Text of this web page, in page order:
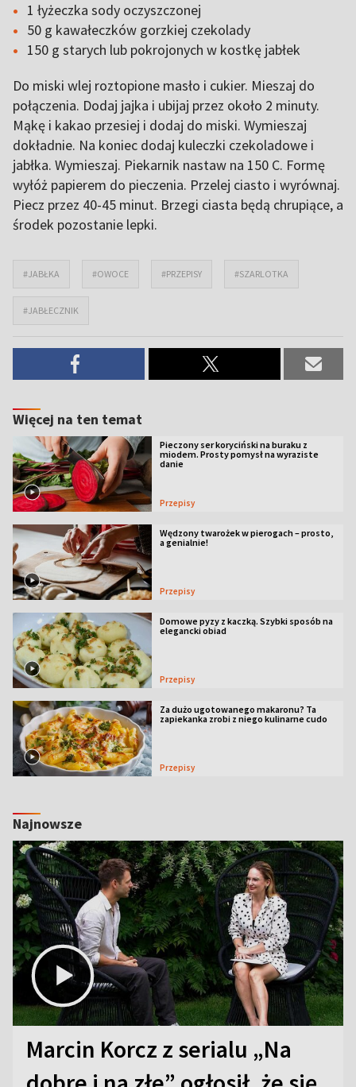
1 łyżeczka sody oczyszczonej
50 g kawałeczków gorzkiej czekolady
150 g starych lub pokrojonych w kostkę jabłek
Do miski wlej roztopione masło i cukier. Mieszaj do
połączenia. Dodaj jajka i ubijaj przez około 2 minuty.
Mąkę i kakao przesiej i dodaj do miski. Wymieszaj
dokładnie. Na koniec dodaj kuleczki czekoladowe i
jabłka. Wymieszaj. Piekarnik nastaw na 150 C. Formę
wyłóż papierem do pieczenia. Przelej ciasto i wyrównaj.
Piecz przez 40-45 minut. Brzegi ciasta będą chrupiące, a
środek pozostanie lepki.
#JABŁKA #OWOCE #PRZEPISY #SZARLOTKA
#JABŁECZNIK
Więcej na ten temat
Pieczony ser koryciński na buraku z
miodem. Prosty pomysł na wyraziste
danie
Przepisy
Wędzony twarożek w pierogach – prosto,
a genialnie!
Przepisy
Domowe pyzy z kaczką. Szybki sposób na
elegancki obiad
Przepisy
Za dużo ugotowanego makaronu? Ta
zapiekanka zrobi z niego kulinarne cudo
Przepisy
Najnowsze
Marcin Korcz z serialu „Na